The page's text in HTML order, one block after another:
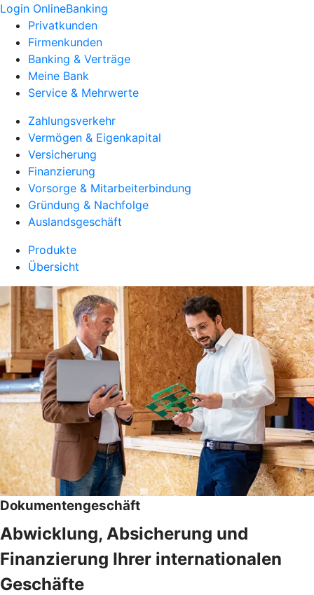
Login OnlineBanking
Privatkunden
Firmenkunden
Banking & Verträge
Meine Bank
Service & Mehrwerte
Zahlungsverkehr
Vermögen & Eigenkapital
Versicherung
Finanzierung
Vorsorge & Mitarbeiterbindung
Gründung & Nachfolge
Auslandsgeschäft
Produkte
Übersicht
Dokumentengeschäft
Abwicklung, Absicherung und
Finanzierung Ihrer internationalen
Geschäfte